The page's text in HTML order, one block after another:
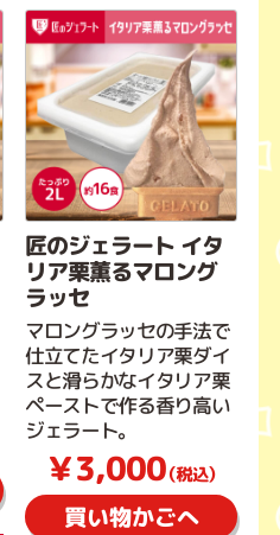
匠のジェラート イタ
リア栗薫るマロング
ラッセ
マロングラッセの手法で
仕立てたイタリア栗ダイ
スと滑らかなイタリア栗
ペーストで作る香り高い
ジェラート。
￥3,000（税込）
買い物かごへ